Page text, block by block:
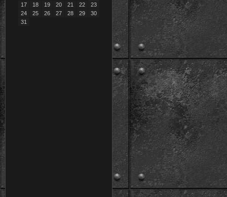
17
18 19 20 21 22
23
24
25 26 27 28 29
30
31